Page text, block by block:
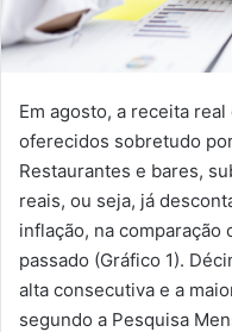
Em agosto, a receita
oferecidos sobretudo
Restaurantes e bares,
reais, ou seja, já
inflação, na comparação
passado (Gráfico 1).
alta consecutiva e a
segundo a Pesquisa